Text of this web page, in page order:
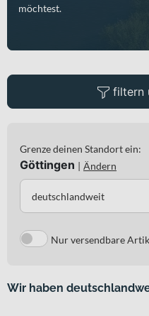
möchtest.
filtern
Grenze deinen Standort ein:
Göttingen | Ändern
deutschlandweit
Nur versendbare
Wir haben